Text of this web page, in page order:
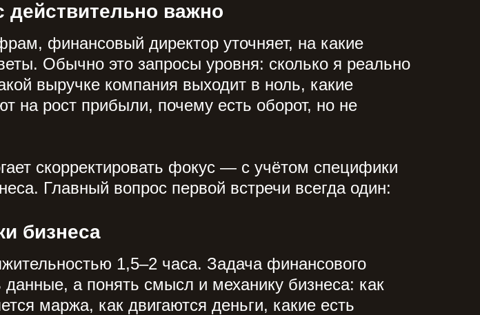
финансовый директор уточняет, на какие
Обычно это запросы уровня: сколько я реально
выручке компания выходит в ноль, какие
на рост прибыли, почему есть оборот, но не
скорректировать фокус — с учётом специфики
Главный вопрос первой встречи всегда один:
важно
1,5–2 часа. Задача финансового
а понять смысл и механику бизнеса: как
маржа, как двигаются деньги, какие есть
бизнеса